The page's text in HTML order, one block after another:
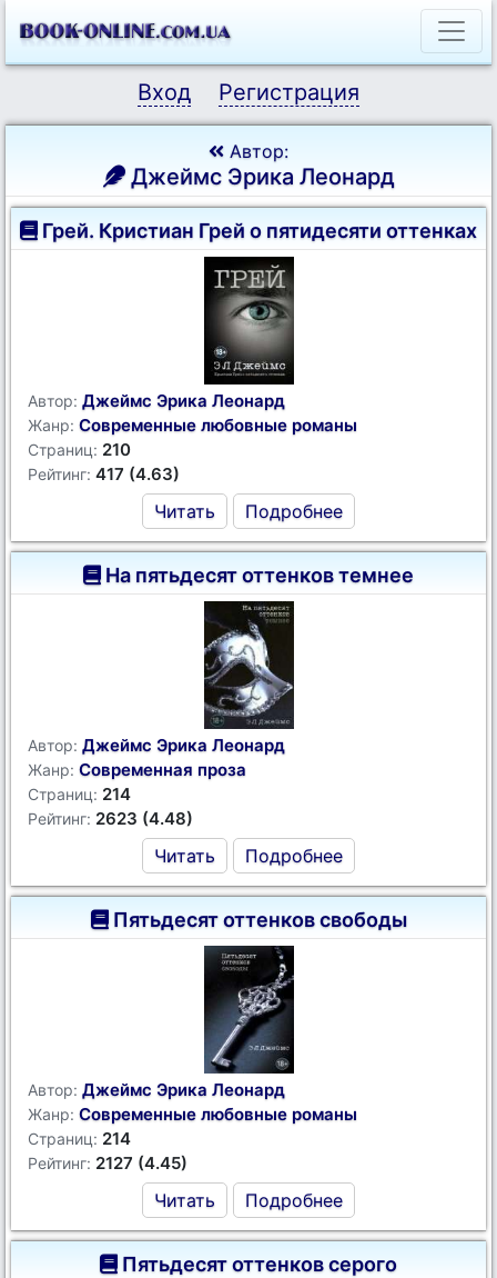
Вход Регистрация
Автор:
Джеймс Эрика Леонард
Грей. Кристиан Грей о пятидесяти оттенках
Автор: Джеймс Эрика Леонард
Жанр: Современные любовные романы
Страниц: 210
Рейтинг: 417 (4.63)
Читать Подробнее
На пятьдесят оттенков темнее
Автор: Джеймс Эрика Леонард
Жанр: Современная проза
Страниц: 214
Рейтинг: 2623 (4.48)
Читать Подробнее
Пятьдесят оттенков свободы
Автор: Джеймс Эрика Леонард
Жанр: Современные любовные романы
Страниц: 214
Рейтинг: 2127 (4.45)
Читать Подробнее
Пятьдесят оттенков серого